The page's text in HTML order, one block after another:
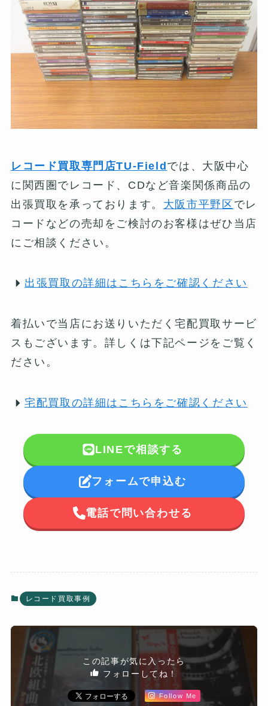
レコード買取専門店TU-Fieldでは、大阪中心
に関西圏でレコード、CDなど音楽関係商品の
出張買取を承っております。 大阪市平野区 でレ
コードなどの売却をご検討のお客様はぜひ当店
にご相談ください。
出張買取の詳細はこちらをご確認ください
着払いで当店にお送りいただく宅配買取サービ
スもございます。詳しくは下記ページをご覧く
ださい。
宅配買取の詳細はこちらをご確認ください
LINEで相談する
フォームで申込む
電話で問い合わせる
レコード買取事例
この記事が気に入ったら
フォローしてね！
Follow Me